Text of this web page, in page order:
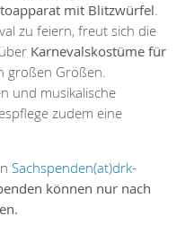
mit Blitzwürfel.
zu feiern, freut sich die
Karnevalskostüme für
großen Größen.
und musikalische
zudem eine
Sachspenden(at)drk-
können nur nach